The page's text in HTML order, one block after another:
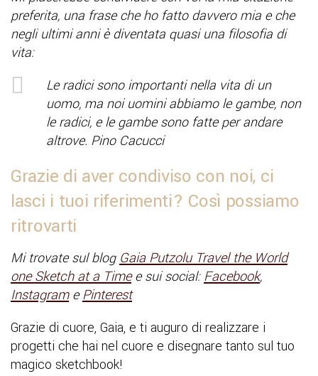
preferita, una frase che ho fatto davvero mia e che
negli ultimi anni è diventata quasi una filosofia di
vita:
Le radici sono importanti nella vita di un
uomo, ma noi uomini abbiamo le gambe, non
le radici, e le gambe sono fatte per andare
altrove. Pino Cacucci
Grazie di aver condiviso con noi, ci
lasci i tuoi riferimenti? Così possiamo
ritrovarti
Mi trovate sul blog Gaia Putzolu Travel the World
one Sketch at a Timee sui social:Facebook,
InstagramePinterest
Grazie di cuore, Gaia, e ti auguro di realizzare i
progetti che hai nel cuore e disegnare tanto sul tuo
magico sketchbook!